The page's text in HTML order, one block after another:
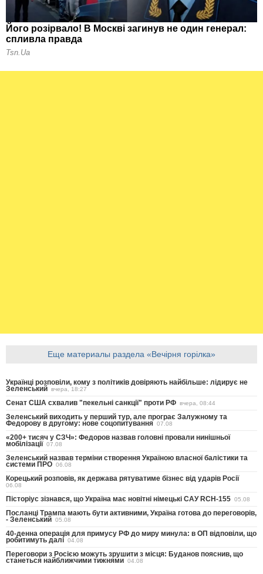
Еще материалы раздела «Вечірня горілка»
Українці розповіли, кому з політиків довіряють найбільше: лідирує не
Зеленський вчера, 18:27
Сенат США схвалив "пекельні санкції" проти РФ вчера, 08:44
Зеленський виходить у перший тур, але програє Залужному та
Федорову в другому: нове соцопитування 07.08
«200+ тисяч у СЗЧ»: Федоров назвав головні провали нинішньої
мобілізації 07.08
Зеленський назвав терміни створення Україною власної балістики та
системи ПРО 06.08
Корецький розповів, як держава рятуватиме бізнес від ударів Росії
06.08
Пісторіус зізнався, що Україна має новітні німецькі САУ RCH-155 05.08
Посланці Трампа мають бути активними, Україна готова до переговорів,
- Зеленський 05.08
40-денна операція для примусу РФ до миру минула: в ОП відповіли, що
робитимуть далі 04.08
Переговори з Росією можуть зрушити з місця: Буданов пояснив, що
станеться найближчими тижнями 04.08